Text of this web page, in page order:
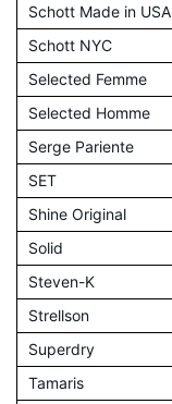
Schott Made in USA
Schott NYC
Selected Femme
Selected Homme
Serge Pariente
SET
Shine Original
Solid
Steven-K
Strellson
Superdry
Tamaris